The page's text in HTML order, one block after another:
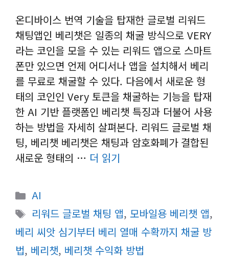
온디바이스 번역 기술을 탑재한 글로벌 리워드
채팅앱인 베리챗은 일종의 채굴 방식으로 VERY
라는 코인을 모을 수 있는 리워드 앱으로 스마트
폰만 있으면 언제 어디서나 앱을 설치해서 베리
를 무료로 채굴할 수 있다. 다음에서 새로운 형
태의 코인인 Very 토큰을 채굴하는 기능을 탑재
한 AI 기반 플랫폼인 베리챗 특징과 더불어 사용
하는 방법을 자세히 살펴본다. 리워드 글로벌 채
팅, 베리챗 베리챗은 채팅과 암호화폐가 결합된
새로운 형태의 … 더 읽기
카
테
고
리
AI
태
그
리워드 글로벌 채‪팅 앱, 모바일용 베리챗 앱,
베리 씨앗 심기부터 베리 열매 수확까지 채굴 방
법, 베리챗, 베리챗 수익화 방법